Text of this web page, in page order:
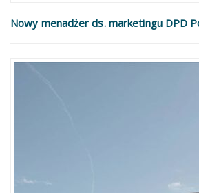
Nowy menadżer ds. marketingu DPD